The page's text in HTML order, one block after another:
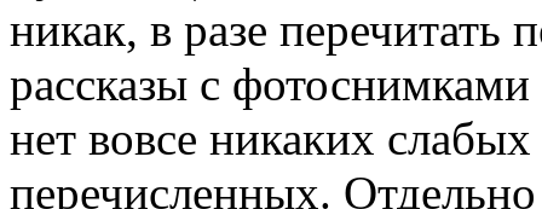
никак, в разе перечитать
рассказы с
нет вовсе никаких
перечисленных.